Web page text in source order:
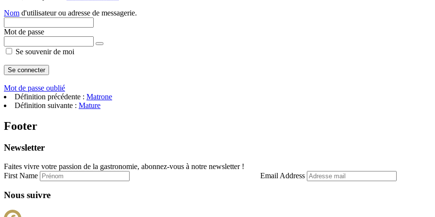
Nom d'utilisateur ou adresse de messagerie.
Mot de passe
Se souvenir de moi
Mot de passe oublié
Définition précédente : Matrone
Définition suivante : Mature
Footer
Newsletter
Faites vivre votre passion de la gastronomie, abonnez-vous à notre newsletter !
First Name
Email Address
Nous suivre